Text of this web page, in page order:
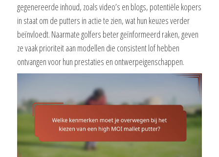
gegenereerde inhoud, zoals video’s en blogs, potentiële kopers
in staat om de putters in actie te zien, wat hun keuzes verder
beïnvloedt. Naarmate golfers beter geïnformeerd raken, geven
ze vaak prioriteit aan modellen die consistent lof hebben
ontvangen voor hun prestaties en ontwerpeigenschappen.